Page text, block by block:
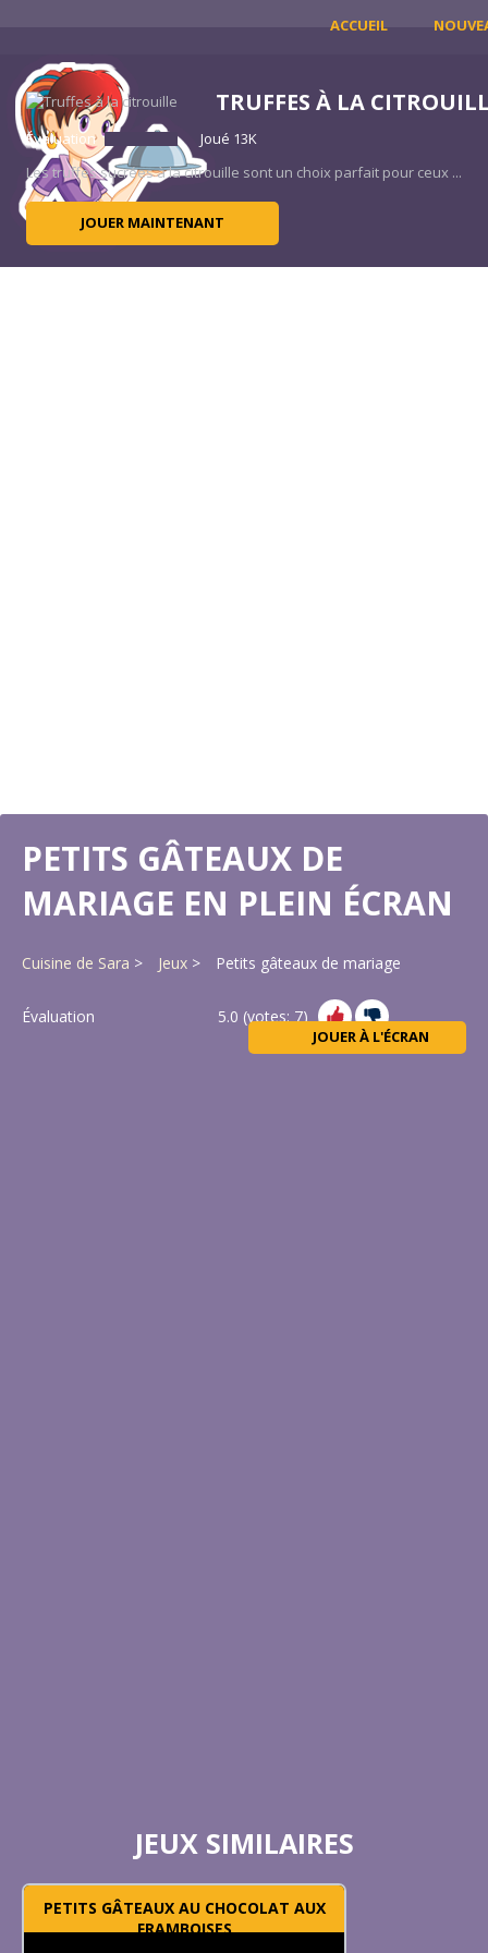
ACCUEIL
TRUFFES À LA
Évaluation
Joué 13K
Les truffes sucrées à la citrouille sont un choix parfait pour ceux ...
JOUER MAINTENANT
PETITS GÂTEAUX DE
MARIAGE EN PLEIN ÉCRAN
Cuisine de Sara Jeux Petits gâteaux de mariage
Évaluation 5.0 (votes:7)
JOUER À L'ÉCRAN
JEUX SIMILAIRES
PETITS GÂTEAUX AU CHOCOLAT AUX
FRAMBOISES